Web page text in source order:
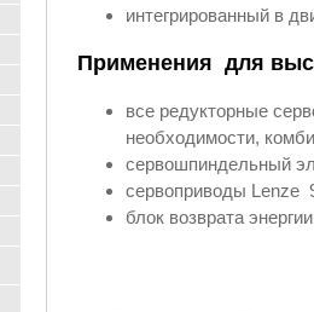
интегрированный в
Применения для
все редукторные
необходимости,
сервошпиндельный
сервоприводы Lenze
блок возврата